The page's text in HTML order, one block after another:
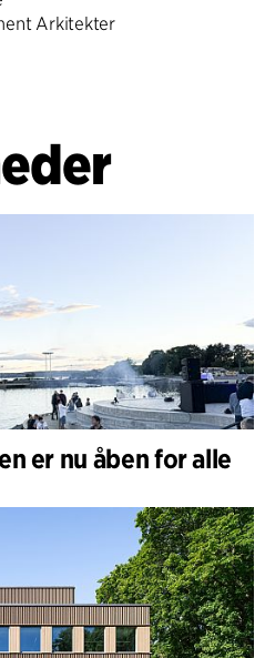
Arkitekter
er nu åben for alle